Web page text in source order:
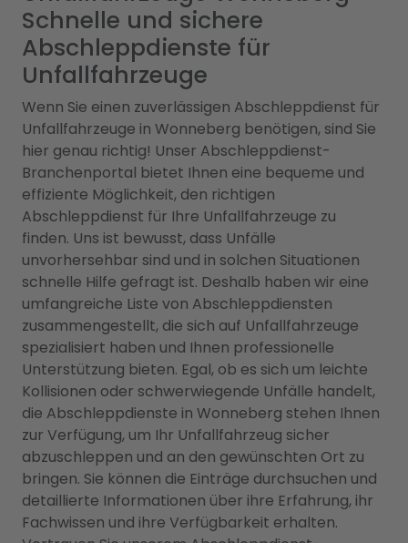
Schnelle und sichere
Abschleppdienste für
Unfallfahrzeuge
Wenn Sie einen zuverlässigen Abschleppdienst für
Unfallfahrzeuge in Wonneberg benötigen, sind Sie
hier genau richtig! Unser Abschleppdienst-
Branchenportal bietet Ihnen eine bequeme und
effiziente Möglichkeit, den richtigen
Abschleppdienst für Ihre Unfallfahrzeuge zu
finden. Uns ist bewusst, dass Unfälle
unvorhersehbar sind und in solchen Situationen
schnelle Hilfe gefragt ist. Deshalb haben wir eine
umfangreiche Liste von Abschleppdiensten
zusammengestellt, die sich auf Unfallfahrzeuge
spezialisiert haben und Ihnen professionelle
Unterstützung bieten. Egal, ob es sich um leichte
Kollisionen oder schwerwiegende Unfälle handelt,
die Abschleppdienste in Wonneberg stehen Ihnen
zur Verfügung, um Ihr Unfallfahrzeug sicher
abzuschleppen und an den gewünschten Ort zu
bringen. Sie können die Einträge durchsuchen und
detaillierte Informationen über ihre Erfahrung, ihr
Fachwissen und ihre Verfügbarkeit erhalten.